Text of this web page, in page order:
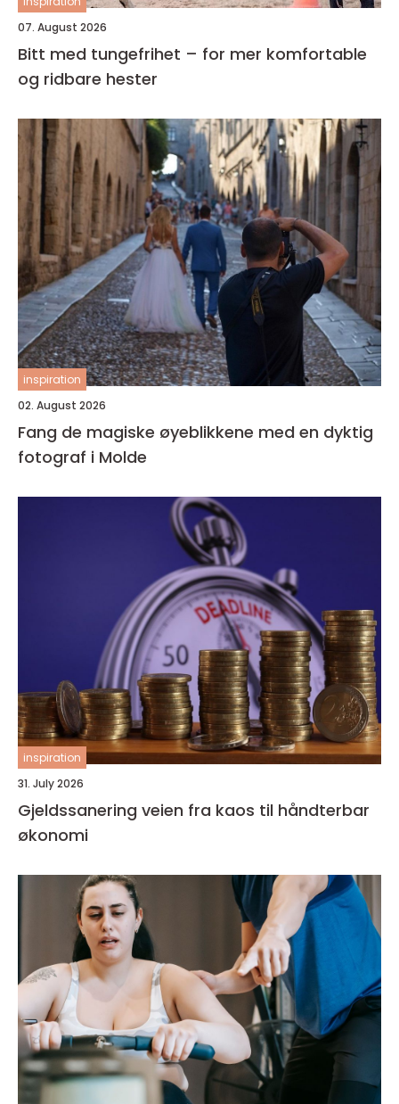
07. August 2026
Bitt med tungefrihet – for mer komfortable
og ridbare hester
inspiration
02. August 2026
Fang de magiske øyeblikkene med en dyktig
fotograf i Molde
inspiration
31. July 2026
Gjeldssanering veien fra kaos til håndterbar
økonomi